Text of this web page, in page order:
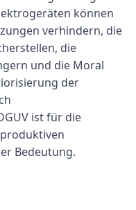
können
verhindern, die
die
und die Moral
der
ist für die
Bedeutung.